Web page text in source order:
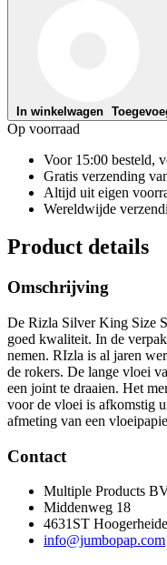
In winkelwagen
Op voorraad
Voor 15:00 besteld,
Gratis verzending
Altijd uit eigen
Wereldwijde
Product details
Omschrijving
De Rizla Silver King Size
goed kwaliteit. In de
nemen. RIzla is al jaren
de rokers. De lange vloei
een joint te draaien. Het
voor de vloei is afkomstig
afmeting van een
Contact
Multiple Products
Middenweg 18
4631ST Hoogerheide
info@jumbopap.com